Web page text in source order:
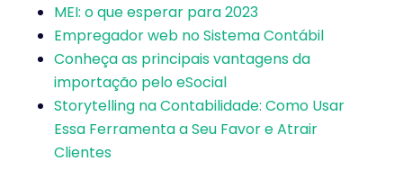
MEI: o que esperar para 2023
Empregador web no Sistema Contábil
Conheça as principais vantagens da
importação pelo eSocial
Storytelling na Contabilidade: Como Usar
Essa Ferramenta a Seu Favor e Atrair
Clientes